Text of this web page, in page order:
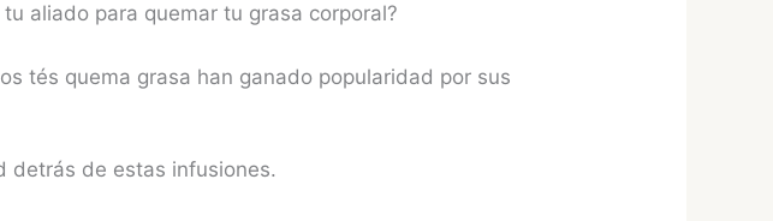
aliado para quemar tu grasa corporal?
tés quema grasa han ganado popularidad por sus
detrás de estas infusiones.